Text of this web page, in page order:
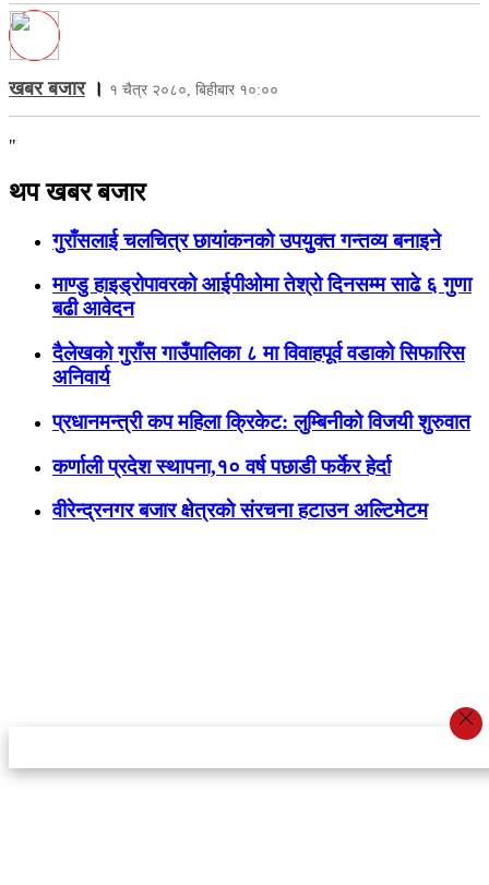
खबर बजार। १ चैत्र २०८०, बिहीबार १०:००
"
थप खबर बजार
गुराँसलाई चलचित्र छायांकनको उपयुुक्त गन्तव्य बनाइने
माण्डु हाइड्रोपावरको आईपीओमा तेश्रो दिनसम्म साढे ६ गुणा
बढी आवेदन
दैलेखको गुराँस गाउँपालिका ८ मा विवाहपूर्व वडाको सिफारिस
अनिवार्य
प्रधानमन्त्री कप महिला क्रिकेट: लुम्बिनीको विजयी शुरुवात
कर्णाली प्रदेश स्थापना,१० वर्ष पछाडी फर्केर हेर्दा
वीरेन्द्रनगर बजार क्षेत्रकाे संरचना हटाउन अल्टिमेटम